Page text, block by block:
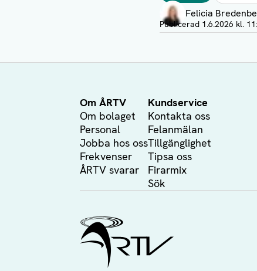
Felicia
Visa profil
Publicerad 1.6.2026 kl.
Om ÅRTV
Om bolaget
Personal
Jobba hos oss
Frekvenser
ÅRTV svarar
Kundservice
Kontakta oss
Felanmälan
Tillgänglighet
Tipsa oss
Firarmix
Sök
Ålands Radio & TV